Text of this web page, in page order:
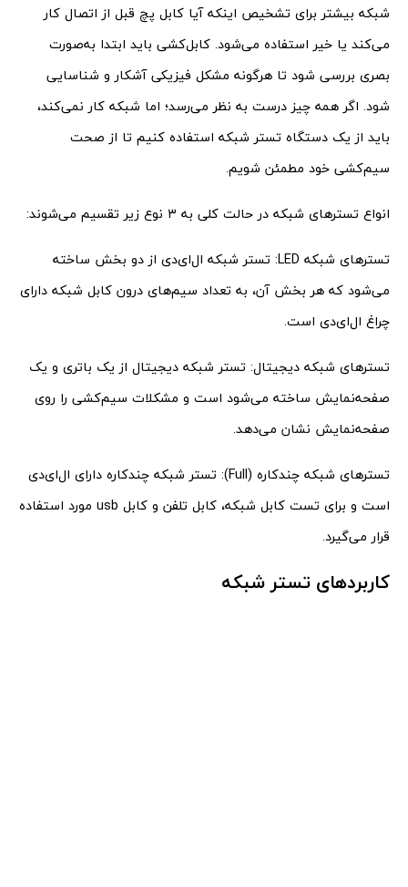
شبکه بیشتر برای تشخیص اینکه آیا کابل پچ قبل از اتصال کار
می‌کند یا خیر استفاده می‌شود. کابل‌کشی باید ابتدا به‌صورت
بصری بررسی شود تا هرگونه مشکل فیزیکی آشکار و شناسایی
شود. اگر همه چیز درست به نظر می‌رسد؛ اما شبکه کار نمی‌کند،
باید از یک دستگاه تستر شبکه استفاده کنیم تا از صحت
سیم‌کشی خود مطمئن شویم.
انواع تسترهای شبکه در حالت کلی به ۳ نوع زیر تقسیم می‌شوند:
تسترهای شبکه LED: تستر شبکه ال‌ای‌دی از دو بخش ساخته
می‌شود که هر بخش آن، به تعداد سیم‌های درون کابل شبکه دارای
چراغ ال‌ای‌دی است.
تسترهای شبکه دیجیتال: تستر شبکه دیجیتال از یک باتری و یک
صفحه‌نمایش ساخته می‌شود است و مشکلات سیم‌کشی را روی
صفحه‌نمایش نشان می‌دهد.
تسترهای شبکه چندکاره (Full): تستر شبکه چندکاره دارای ال‌ای‌دی
است و برای تست کابل شبکه، کابل تلفن و کابل usb مورد استفاده
قرار می‌گیرد.
کاربردهای تستر شبکه